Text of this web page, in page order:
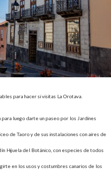
para hacer si visitas La Orotava.
para luego darte un paseo por los Jardines
de Taoro y de sus instalaciones con aires de
Hijuela del Botánico, con especies de todos
en los usos y costumbres canarios de los